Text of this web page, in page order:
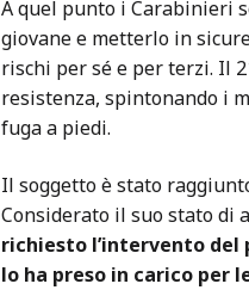
A quel punto i Carabinieri
giovane e metterlo in
rischi per sé e per terzi. Il
resistenza, spintonando i
fuga a piedi.
Il soggetto è stato
Considerato il suo stato di
richiesto l’intervento del
lo ha preso in carico per